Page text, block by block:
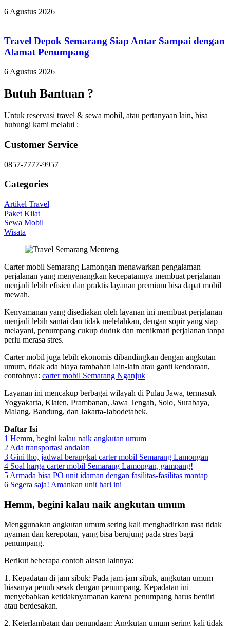
6 Agustus 2026
Travel Depok Semarang Siap Antar Sampai dengan
Alamat Penumpang
6 Agustus 2026
Butuh Bantuan ?
Untuk reservasi travel & sewa mobil, atau pertanyaan lain, bisa
hubungi kami melalui :
Customer Service
0857-7777-9957
Categories
Artikel Travel
Paket Kilat
Sewa Mobil
Wisata
Carter mobil Semarang Lamongan menawarkan pengalaman
perjalanan yang menyenangkan kecepatannya membuat perjalanan
menjadi lebih efisien dan praktis layanan premium bisa dapat mobil
mewah.
Kenyamanan yang disediakan oleh layanan ini membuat perjalanan
menjadi lebih santai dan tidak melelahkan, dengan sopir yang siap
melayani, penumpang cukup duduk dan menikmati perjalanan tanpa
perlu merasa stres.
Carter mobil juga lebih ekonomis dibandingkan dengan angkutan
umum, tidak ada biaya tambahan lain-lain atau ganti kendaraan,
contohnya: carter mobil Semarang Nganjuk
Layanan ini mencakup berbagai wilayah di Pulau Jawa, termasuk
Yogyakarta, Klaten, Prambanan, Jawa Tengah, Solo, Surabaya,
Malang, Bandung, dan Jakarta-Jabodetabek.
Daftar Isi
1 Hemm, begini kalau naik angkutan umum
2 Ada transportasi andalan
3 Gini lho, jadwal berangkat carter mobil Semarang Lamongan
4 Soal harga carter mobil Semarang Lamongan, gampang!
5 Armada bisa PO unit idaman dengan fasilitas-fasilitas mantap
6 Segera saja! Amankan unit hari ini
Hemm, begini kalau naik angkutan umum
Menggunakan angkutan umum sering kali menghadirkan rasa tidak
nyaman dan kerepotan, yang bisa berujung pada stres bagi
penumpang.
Berikut beberapa contoh alasan lainnya:
1. Kepadatan di jam sibuk: Pada jam-jam sibuk, angkutan umum
biasanya penuh sesak dengan penumpang. Kepadatan ini
menyebabkan ketidaknyamanan karena penumpang harus berdiri
atau berdesakan.
2. Keterlambatan dan penundaan: Angkutan umum sering kali tidak